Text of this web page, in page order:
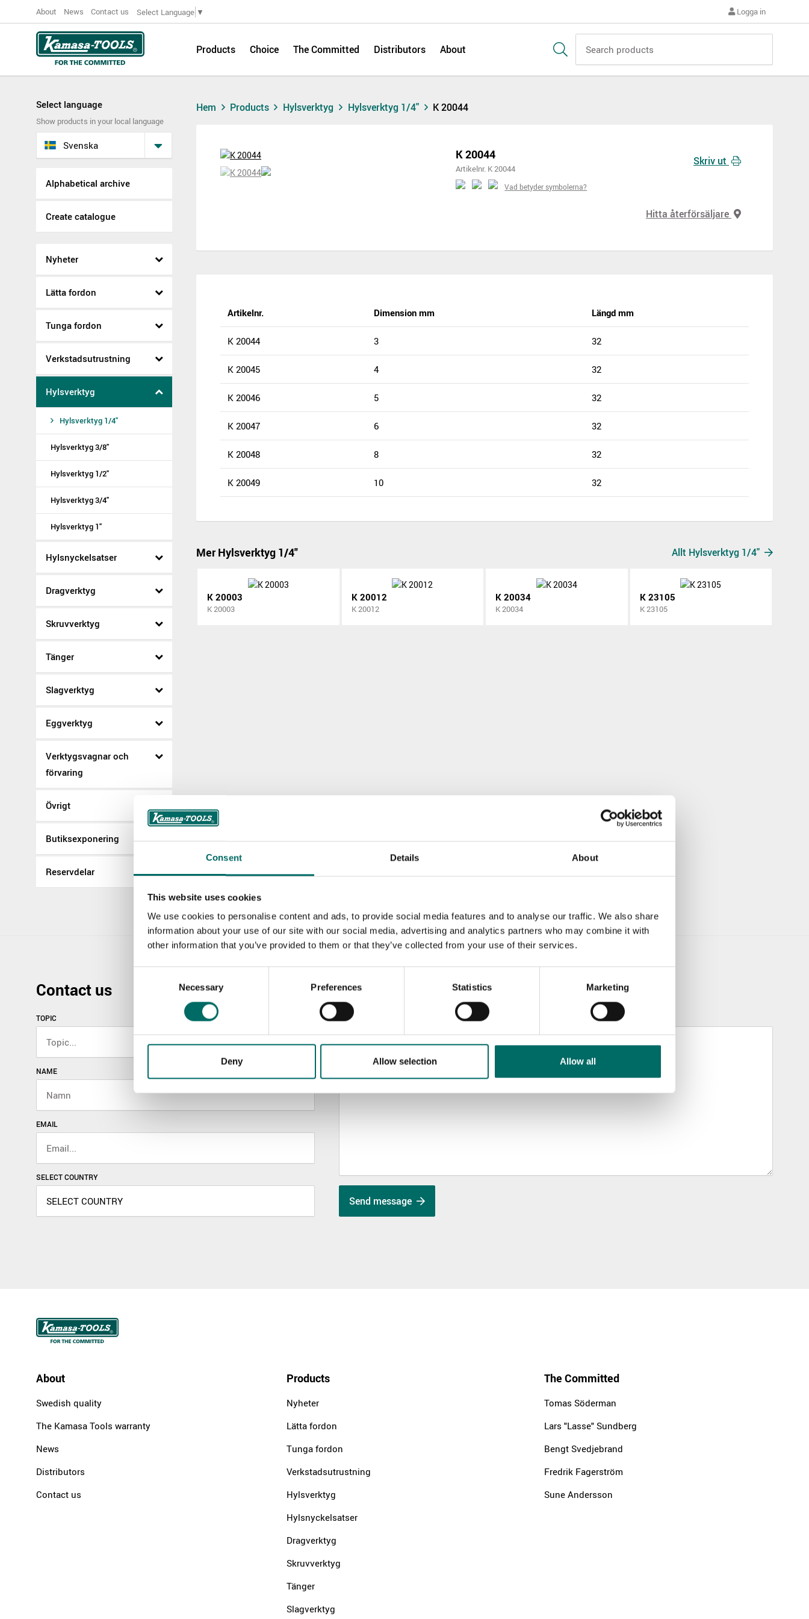
Consent Details About
This website uses cookies
We use cookies to personalise content and ads, to provide social media features and to analyse our traffic. We also share
information about your use of our site with our social media, advertising and analytics partners who may combine it with
other information that you’ve provided to them or that they’ve collected from your use of their services.
Necessary Preferences Statistics Marketing
Deny Allow selection Allow all
About News Contact us Select Language ▼ Logga in
Products Choice The Committed Distributors About
Select language
Show products in your local language
Svenska
Alphabetical archive
Create catalogue
Nyheter
Lätta fordon
Tunga fordon
Verkstadsutrustning
Hylsverktyg
Hylsverktyg 1/4"
Hylsverktyg 3/8"
Hylsverktyg 1/2"
Hylsverktyg 3/4"
Hylsverktyg 1"
Hylsnyckelsatser
Dragverktyg
Skruvverktyg
Tänger
Slagverktyg
Eggverktyg
Verktygsvagnar och
förvaring
Övrigt
Butiksexponering
Reservdelar
Hem Products Hylsverktyg Hylsverktyg 1/4" K 20044
K 20044
Artikelnr. K 20044
Vad betyder symbolerna?
Skriv ut
Hitta återförsäljare
Artikelnr. Dimension mm Längd mm
K 20044 3 32
K 20045 4 32
K 20046 5 32
K 20047 6 32
K 20048 8 32
K 20049 10 32
Mer Hylsverktyg 1/4" Allt Hylsverktyg 1/4"
K 20003
K 20003
K 20012
K 20012
K 20034
K 20034
K 23105
K 23105
Contact us
TOPIC
NAME
EMAIL
SELECT COUNTRY
MESSAGE (written in english)
Send message
About
Swedish quality
The Kamasa Tools warranty
News
Distributors
Contact us
Products
Nyheter
Lätta fordon
Tunga fordon
Verkstadsutrustning
Hylsverktyg
Hylsnyckelsatser
Dragverktyg
Skruvverktyg
Tänger
Slagverktyg
The Committed
Tomas Söderman
Lars "Lasse" Sundberg
Bengt Svedjebrand
Fredrik Fagerström
Sune Andersson